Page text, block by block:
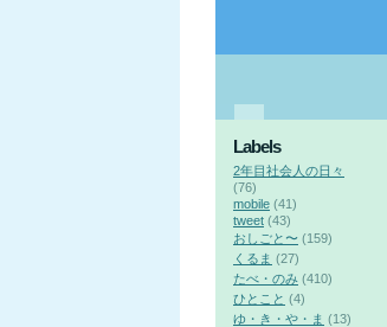
Labels
2年目社会人の日々
(76)
mobile (41)
tweet (43)
おしごと〜 (159)
くるま (27)
たべ・のみ (410)
ひとこと (4)
ゆ・き・や・ま (13)